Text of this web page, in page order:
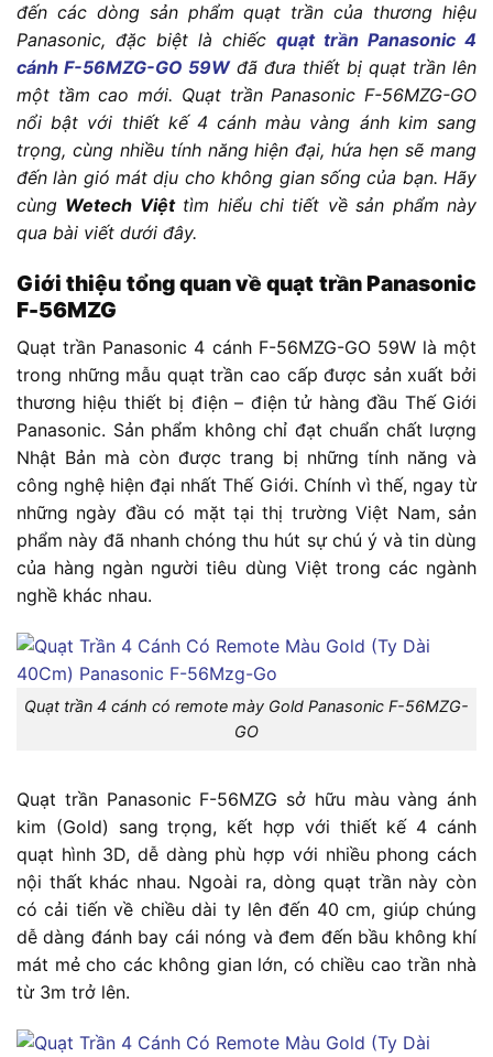
đến các dòng sản phẩm quạt trần của thương hiệu
Panasonic, đặc biệt là chiếc quạt trần Panasonic 4
cánh F-56MZG-GO 59Wđã đưa thiết bị quạt trần lên
một tầm cao mới. Quạt trần Panasonic F-56MZG-GO
nổi bật với thiết kế 4 cánh màu vàng ánh kim sang
trọng, cùng nhiều tính năng hiện đại, hứa hẹn sẽ mang
đến làn gió mát dịu cho không gian sống của bạn. Hãy
cùng Wetech Việttìm hiểu chi tiết về sản phẩm này
qua bài viết dưới đây.
Giới thiệu tổng quan về quạt trần Panasonic
F-56MZG
Quạt trần Panasonic 4 cánh F-56MZG-GO 59W là một
trong những mẫu quạt trần cao cấp được sản xuất bởi
thương hiệu thiết bị điện – điện tử hàng đầu Thế Giới
Panasonic. Sản phẩm không chỉ đạt chuẩn chất lượng
Nhật Bản mà còn được trang bị những tính năng và
công nghệ hiện đại nhất Thế Giới. Chính vì thế, ngay từ
những ngày đầu có mặt tại thị trường Việt Nam, sản
phẩm này đã nhanh chóng thu hút sự chú ý và tin dùng
của hàng ngàn người tiêu dùng Việt trong các ngành
nghề khác nhau.
Quạt trần 4 cánh có remote mày Gold Panasonic F-56MZG-
GO
Quạt trần Panasonic F-56MZG sở hữu màu vàng ánh
kim (Gold) sang trọng, kết hợp với thiết kế 4 cánh
quạt hình 3D, dễ dàng phù hợp với nhiều phong cách
nội thất khác nhau. Ngoài ra, dòng quạt trần này còn
có cải tiến về chiều dài ty lên đến 40 cm, giúp chúng
dễ dàng đánh bay cái nóng và đem đến bầu không khí
mát mẻ cho các không gian lớn, có chiều cao trần nhà
từ 3m trở lên.